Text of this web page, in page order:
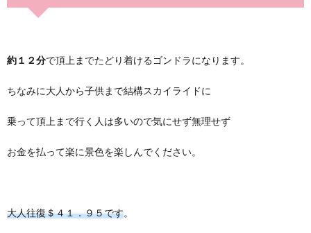
約１２分で頂上までたどり着けるゴンドラになります。
ちなみに大人から子供まで結構スカイライドに
乗って頂上まで行く人は多いので気にせず無理せず
お金を払って楽に景色を楽しんでください。
大人往復＄４１．９５です。